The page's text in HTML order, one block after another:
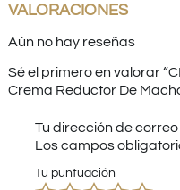
VALORACIONES
Aún no hay reseñas
Sé el primero en valorar
Crema Reductor De
Tu dirección de
Los campos
Tu puntuación